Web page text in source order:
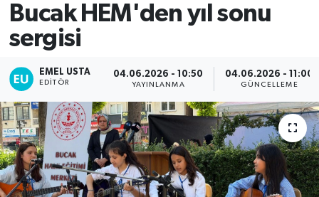
Bucak HEM'den yıl sonu
sergisi
EMEL USTA
EDITÖR
04.06.2026 - 10:50
YAYINLANMA
04.06.2026 - 11:00
GÜNCELLEME